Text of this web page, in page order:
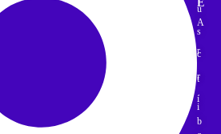
E
A
r
t
i
u
s
c
r
í
b